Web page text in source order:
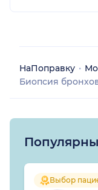
НаПоправку
Биопсия
Выбор